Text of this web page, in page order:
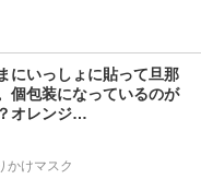
にいっしょに貼って旦那
個包装になっているのが
オレンジ…
かけマスク